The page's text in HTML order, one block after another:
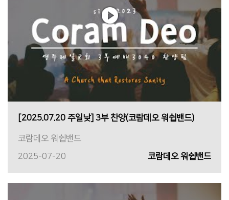
[2025.07.20 주일낮] 3부 찬양(코람데오 워쉽밴드)
코람데오 워쉽밴드
2025-07-20
코람데오 워쉽밴드